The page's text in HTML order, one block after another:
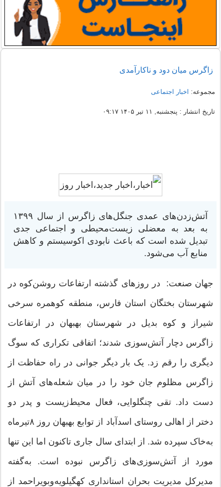
زاگرس میان دود و ناکارآمدی
مجموعه: اخبار اجتماعی
تاریخ انتشار : پنجشنبه, ۱۱ تیر ۱۴۰۵ ۰۹:۱۷
آتش‌زدن‌های عمدی جنگل‌های زاگرس از سال ۱۳۹۹
به بعد به معضلی زیست‌محیطی و اجتماعی جدی
تبدیل شده است که باعث نابودی اکوسیستم و کاهش
منابع آب می‌شود.
جهان صنعت: در روزهای گذشته ارتفاعات روشن‌کوه در
شهرستان بختگان استان فارس، منطقه کوهمره سرخی
شیراز و کوه بدیل در شهرستان بهبهان در ارتفاعات
زاگرس دچار آتش‌سوزی شدند؛ اتفاقی تکراری که سوگ
دیگری را رقم زد. یک بار دیگر جوانی در راه حفاظت از
زاگرس مظلوم جان خود را در میان شعله‌های آتش از
دست داد. تقی چنگلوایی، فعال محیط‌زیست و پدر دو
دختر از اهالی روستای اسدآباد از توابع بهبهان روز ۸تیرماه
به‌خاک سپرده شد. از ابتدای سال جاری تاکنون اما این تنها
مورد از آتش‌سوزی‌های زاگرس نبوده است. به‌گفته
مدیرکل مدیریت بحران استانداری کهگیلویه‌وبویراحمد از